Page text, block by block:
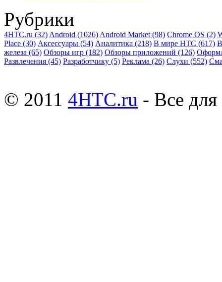
Рубрики
4HTC.ru (32) Android (1026) Android Market (98) Chrome OS (2)
Place (30) Аксессуары (54) Аналитика (218) В мире HTC (617)
железа (65) Обзоры игр (182) Обзоры приложений (126)
Развлечения (45) Разработчику (5) Реклама (26) Слухи (552)
© 2011 4HTC.ru - Все